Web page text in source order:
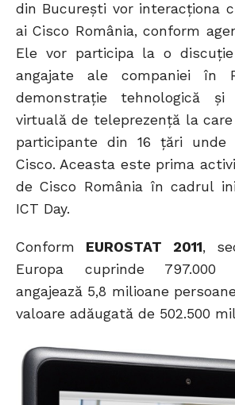
din Bucureşti vor interacţiona
ai Cisco România, conform
Ele vor participa la o
angajate ale companiei în
demonstraţie tehnologică
virtuală de teleprezenţă la
participante din 16 ţări
Cisco. Aceasta este prima
de Cisco România în cadrul
ICT Day.
Conform EUROSTAT 2011,
Europa cuprinde 797.000
angajează 5,8 milioane
valoare adăugată de 502.500